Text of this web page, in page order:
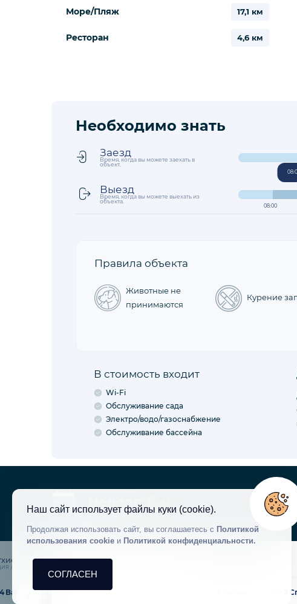
Море/Пляж 17,1 км
Ресторан 4,6 км
Необходимо знать
Заезд
Время, когда вы можете заехать в
объект.
Выезд
Время, когда вы можете выехать из
объекта.
08:00
Правила объекта
Животные не
принимаются
Курение
В стоимость входит
Wi-Fi
Обслуживание сада
Электро/водо/газоснабжение
Обслуживание бассейна
Неделя Вилл
/ Мугла
4 Ванные 2
Наш сайт использует файлы куки (cookie).
Продолжая использовать сайт, вы соглашаетесь с Политикой
использования cookieи Политикой конфиденциальности.
СОГЛАСЕН